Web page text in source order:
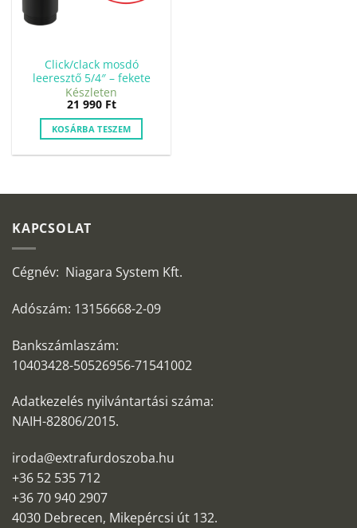
Click/clack mosdó
leeresztő 5/4″ – fekete
Készleten
21 990 Ft
KOSÁRBA TESZEM
KAPCSOLAT
Cégnév: Niagara System Kft.
Adószám: 13156668-2-09
Bankszámlaszám:
10403428-50526956-71541002
Adatkezelés nyilvántartási száma:
NAIH-82806/2015.
iroda@extrafurdoszoba.hu
+36 52 535 712
+36 70 940 2907
4030 Debrecen, Mikepércsi út 132.